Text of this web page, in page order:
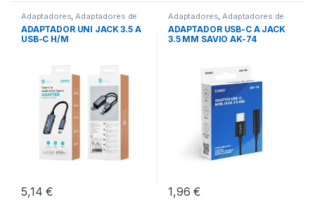
Adaptadores,Adaptadores de
Audio,Conectividad
ADAPTADOR UNI JACK 3.5 A
USB-C H/M
5,14€
Adaptadores,Adaptadores de
Audio,Conectividad
ADAPTADOR USB-C A JACK
3.5 MM SAVIO AK-74
1,96€